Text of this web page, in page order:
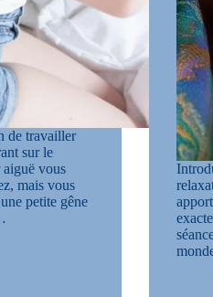
de travailler
sur le
vous
mais vous
petite gêne